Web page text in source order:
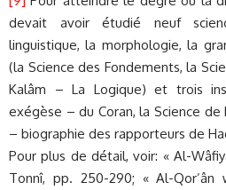
devait avoir étudié neuf
linguistique, la morphologie, la
(la Science des Fondements, la
Kalâm – La Logique) et trois
exégèse – du Coran, la Science de
– biographie des rapporteurs de
Pour plus de détail, voir: « Al-
Tonnî, pp. 250-290; « Al-Qor’ân